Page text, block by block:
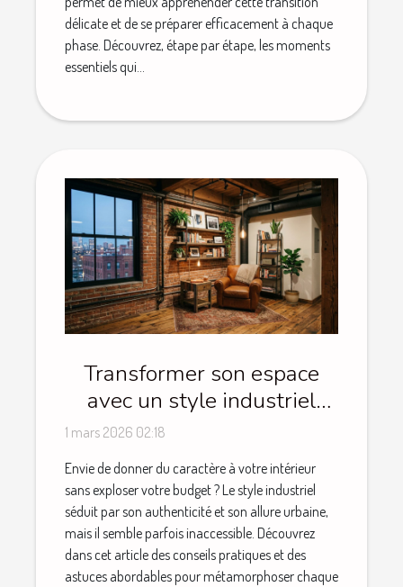
délicate et de se préparer efficacement à chaque
phase. Découvrez, étape par étape, les moments
essentiels qui...
Transformer son espace
avec un style industriel
sans se ruiner
1 mars 2026 02:18
Envie de donner du caractère à votre intérieur
sans exploser votre budget ? Le style industriel
séduit par son authenticité et son allure urbaine,
mais il semble parfois inaccessible. Découvrez
dans cet article des conseils pratiques et des
astuces abordables pour métamorphoser chaque